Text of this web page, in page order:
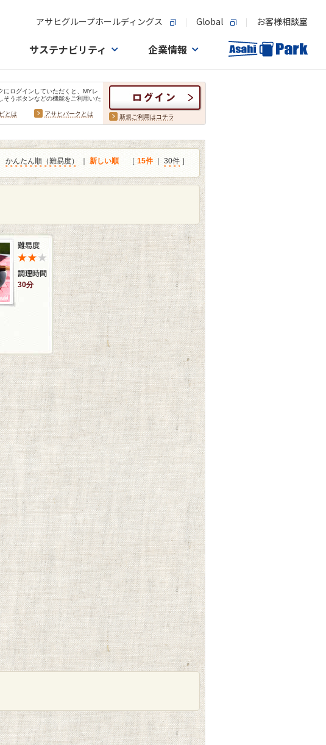
アサヒグループホールディングス Global お客様相談室
サステナビリティ 企業情報
にログインしていただくと、MYレ
そうボタンなどの機能をご利用いた
とは
アサヒパークとは 新規ご利用はコチラ
かんたん順（難易度） 新しい順 ［ 15件｜ 30件 ］
30分